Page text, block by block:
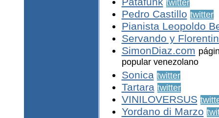
twitter
Pedro Castillo twitter
Pianista Leopoldo
Servando y
SimonDiaz.com
popular venezolano
Sonica twitter
Tartara twitter
VINILOVERSUS
Yordano di Marzo